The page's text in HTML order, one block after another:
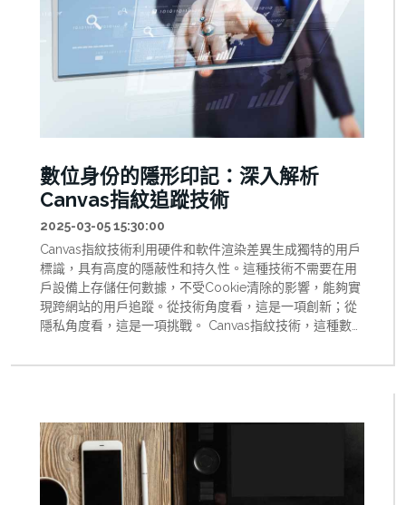
數位身份的隱形印記：深入解析
Canvas指紋追蹤技術
2025-03-05 15:30:00
Canvas指紋技術利用硬件和軟件渲染差異生成獨特的用戶
標識，具有高度的隱蔽性和持久性。這種技術不需要在用
戶設備上存儲任何數據，不受Cookie清除的影響，能夠實
現跨網站的用戶追蹤。從技術角度看，這是一項創新；從
隱私角度看，這是一項挑戰。 Canvas指紋技術，這種數位
們如何平衡創新與價值觀的一個試金石。通過深入理解這
隱藏在網路世界的數位指紋 在現代網路世界中，我們每一
次點擊、每一次瀏覽都可能留下痕跡。這些痕跡不僅僅是
我們主動提供的個人訊息，還包括那些被動生成的、獨特
的數位指紋。這些數位指紋猶如我們在物理世界中留下的
真實指紋一樣，能夠獨特地標識每個網路用戶。 Canvas指